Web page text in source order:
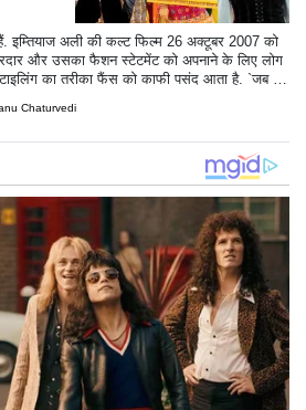
इम्तियाज अली की कल्ट फिल्म 26 अक्टूबर 2007 को
और उसका फैशन स्टेटमेंट को अपनाने के लिए लोग
का तरीका फैंस को काफी पसंद आता है. `जब वी
करने के लिए शानदार क्षण थे बल्कि वास्तविक
Chaturvedi